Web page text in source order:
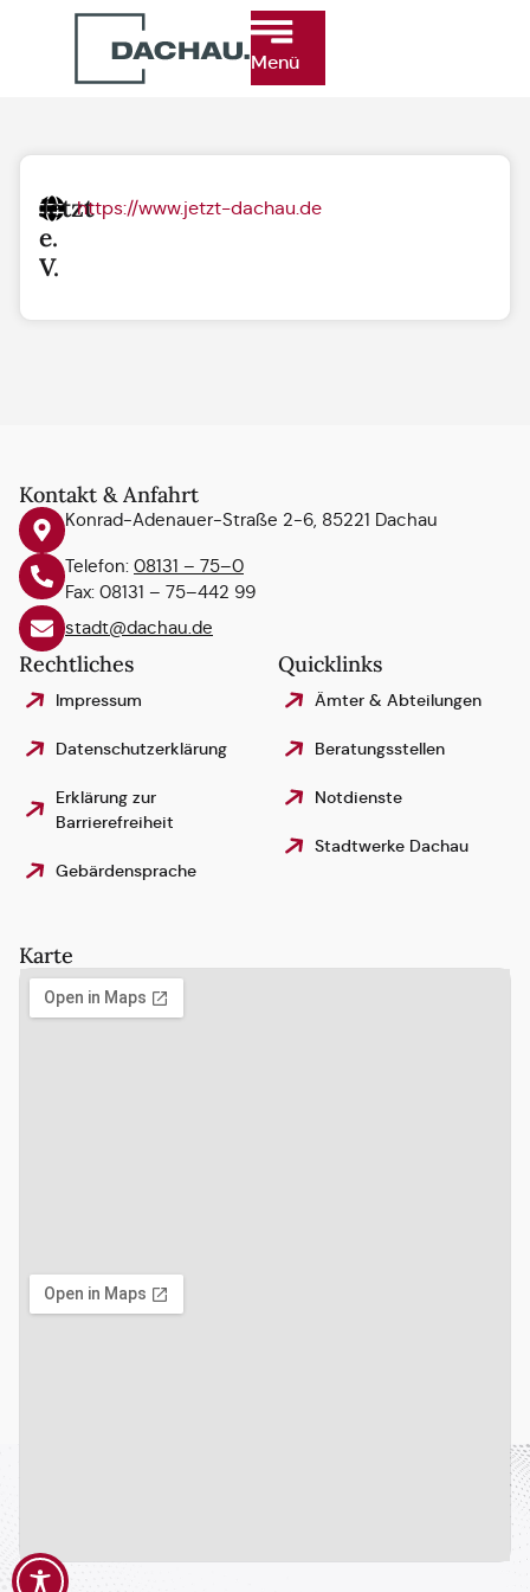
Menü
Jetzt
e.
V.
https://www.jetzt-dachau.de
Kontakt & Anfahrt
Konrad-Adenauer-Straße 2-6, 85221 Dachau
Telefon: 08131 – 75–0
Fax: 08131 – 75–442 99
stadt@dachau.de
Rechtliches
Impressum
Datenschutzerklärung
Erklärung zur
Barrierefreiheit
Gebärdensprache
Quicklinks
Ämter & Abteilungen
Beratungsstellen
Notdienste
Stadtwerke Dachau
Karte